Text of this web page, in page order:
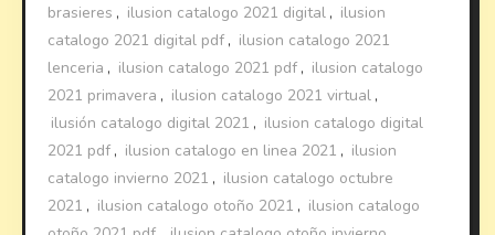
brasieres , ilusion catalogo 2021 digital , ilusion
catalogo 2021 digital pdf , ilusion catalogo 2021
lenceria , ilusion catalogo 2021 pdf , ilusion catalogo
2021 primavera , ilusion catalogo 2021 virtual ,
ilusión catalogo digital 2021 , ilusion catalogo digital
2021 pdf , ilusion catalogo en linea 2021 , ilusion
catalogo invierno 2021 , ilusion catalogo octubre
2021 , ilusion catalogo otoño 2021 , ilusion catalogo